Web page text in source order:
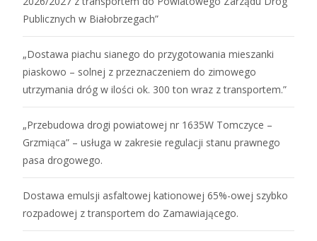
Publicznych w Białobrzegach”
„Dostawa piachu sianego do przygotowania mieszanki
piaskowo – solnej z przeznaczeniem do zimowego
utrzymania dróg w ilości ok. 300 ton wraz z transportem.”
„Przebudowa drogi powiatowej nr 1635W Tomczyce –
Grzmiąca” – usługa w zakresie regulacji stanu prawnego
pasa drogowego.
Dostawa emulsji asfaltowej kationowej 65%-owej szybko
rozpadowej z transportem do Zamawiającego.